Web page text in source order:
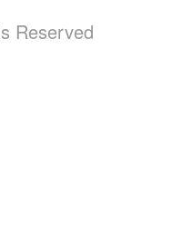
Reserved